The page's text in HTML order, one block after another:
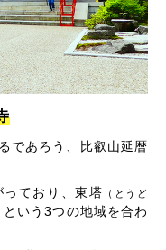
であろう、比叡山延暦
っており、東塔
（とうど
という3つの地域を合わ